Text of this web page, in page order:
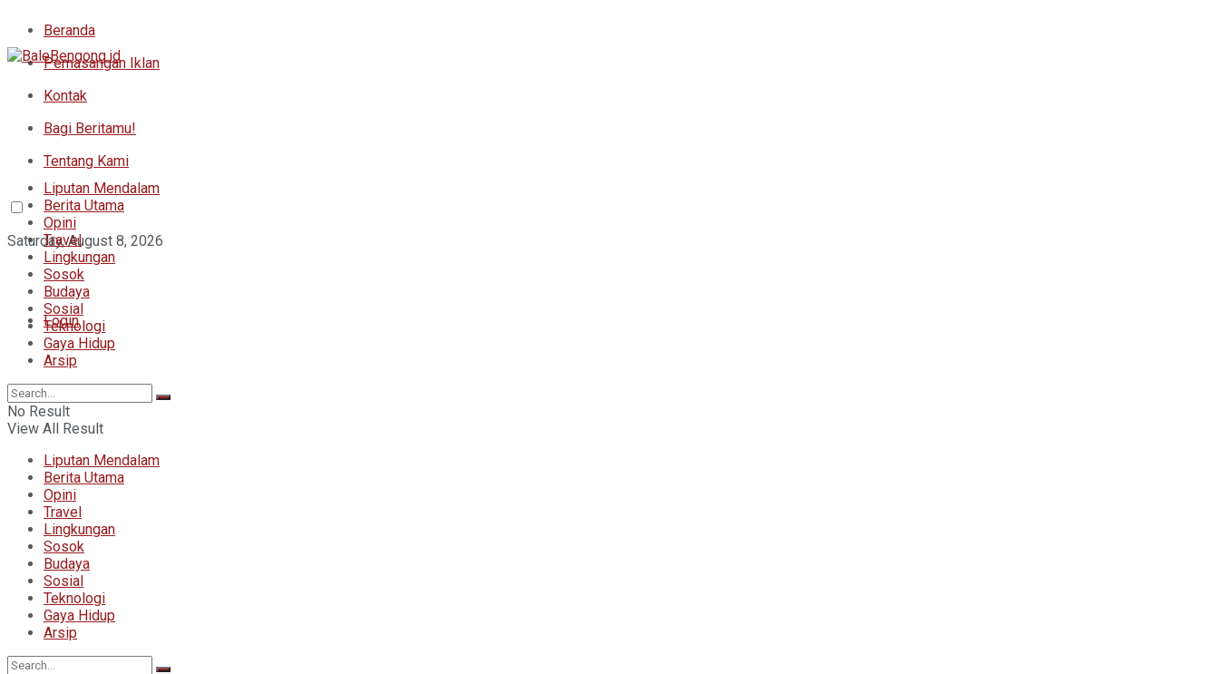
Beranda
Pemasangan Iklan
Kontak
Bagi Beritamu!
Tentang Kami
Saturday, August 8, 2026
Login
Liputan Mendalam
Berita Utama
Opini
Travel
Lingkungan
Sosok
Budaya
Sosial
Teknologi
Gaya Hidup
Arsip
No Result
View All Result
Liputan Mendalam
Berita Utama
Opini
Travel
Lingkungan
Sosok
Budaya
Sosial
Teknologi
Gaya Hidup
Arsip